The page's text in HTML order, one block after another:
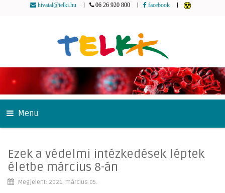
hivatal@telki.hu 06 26 920 800 facebook
Menu
Ezek a védelmi intézkedések léptek
életbe március 8-án
Megjelent: 2021. március 05.